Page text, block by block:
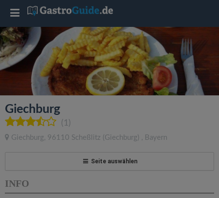
Giechburg
(1)
Giechburg, 96110 Scheßlitz (Giechburg) , Bayern
Seite auswählen
INFO
T
o
g
l
e
a